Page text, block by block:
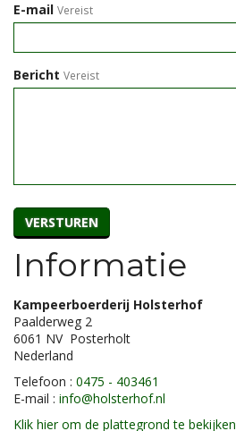
E-mail Vereist
Bericht Vereist
VERSTUREN
Informatie
Kampeerboerderij Holsterhof
Paalderweg 2
6061 NV Posterholt
Nederland
Telefoon : 0475 - 403461
E-mail : info@holsterhof.nl
Klik hier om de plattegrond te bekijken